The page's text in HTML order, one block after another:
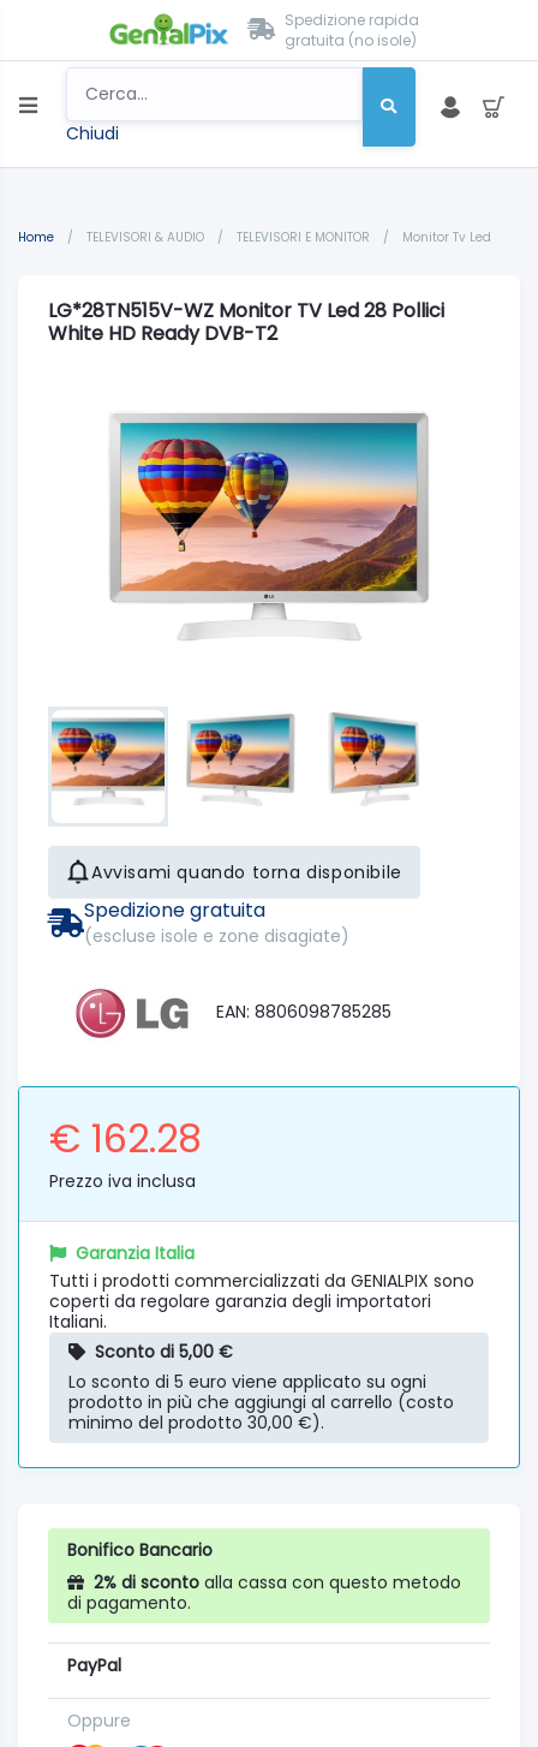
Spedizione rapida
gratuita (no isole)
Chiudi
Home / TELEVISORI & AUDIO / TELEVISORI E MONITOR / Monitor Tv Led
LG*28TN515V-WZ Monitor TV Led 28 Pollici
White HD Ready DVB-T2
Avvisami quando torna disponibile
Spedizione gratuita
(escluse isole e zone disagiate)
EAN: 8806098785285
€ 162.28
Prezzo iva inclusa
Garanzia Italia
Tutti i prodotti commercializzati da GENIALPIX sono
coperti da regolare garanzia degli importatori
Italiani.
Sconto di 5,00 €
Lo sconto di 5 euro viene applicato su ogni
prodotto in più che aggiungi al carrello (costo
minimo del prodotto 30,00 €).
Bonifico Bancario
2% di sconto alla cassa con questo metodo
di pagamento.
PayPal
Oppure